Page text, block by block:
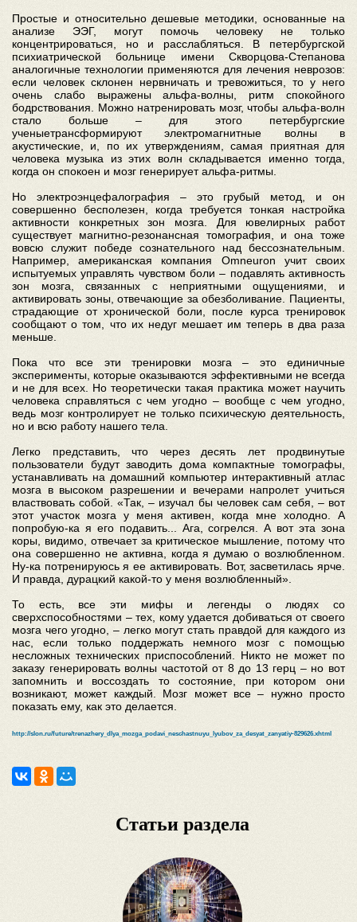
Простые и относительно дешевые методики, основанные на
анализе ЭЭГ, могут помочь человеку не только
концентрироваться, но и расслабляться. В петербургской
психиатрической больнице имени Скворцова-Степанова
аналогичные технологии применяются для лечения неврозов:
если человек склонен нервничать и тревожиться, то у него
очень слабо выражены альфа-волны, ритм спокойного
бодрствования. Можно натренировать мозг, чтобы альфа-волн
стало больше – для этого петербургские
ученыетрансформируют электромагнитные волны в
акустические, и, по их утверждениям, самая приятная для
человека музыка из этих волн складывается именно тогда,
когда он спокоен и мозг генерирует альфа-ритмы.
Но электроэнцефалография – это грубый метод, и он
совершенно бесполезен, когда требуется тонкая настройка
активности конкретных зон мозга. Для ювелирных работ
существует магнитно-резонансная томография, и она тоже
вовсю служит победе сознательного над бессознательным.
Например, американская компания Omneuron учит своих
испытуемых управлять чувством боли – подавлять активность
зон мозга, связанных с неприятными ощущениями, и
активировать зоны, отвечающие за обезболивание. Пациенты,
страдающие от хронической боли, после курса тренировок
сообщают о том, что их недуг мешает им теперь в два раза
меньше.
Пока что все эти тренировки мозга – это единичные
эксперименты, которые оказываются эффективными не всегда
и не для всех. Но теоретически такая практика может научить
человека справляться с чем угодно – вообще с чем угодно,
ведь мозг контролирует не только психическую деятельность,
но и всю работу нашего тела.
Легко представить, что через десять лет продвинутые
пользователи будут заводить дома компактные томографы,
устанавливать на домашний компьютер интерактивный атлас
мозга в высоком разрешении и вечерами напролет учиться
властвовать собой. «Так, – изучал бы человек сам себя, – вот
этот участок мозга у меня активен, когда мне холодно. А
попробую-ка я его подавить... Ага, согрелся. А вот эта зона
коры, видимо, отвечает за критическое мышление, потому что
она совершенно не активна, когда я думаю о возлюбленном.
Ну-ка потренируюсь я ее активировать. Вот, засветилась ярче.
И правда, дурацкий какой-то у меня возлюбленный».
То есть, все эти мифы и легенды о людях со
сверхспособностями – тех, кому удается добиваться от своего
мозга чего угодно, – легко могут стать правдой для каждого из
нас, если только поддержать немного мозг с помощью
несложных технических приспособлений. Никто не может по
заказу генерировать волны частотой от 8 до 13 герц – но вот
запомнить и воссоздать то состояние, при котором они
возникают, может каждый. Мозг может все – нужно просто
показать ему, как это делается.
http://slon.ru/future/trenazhery_dlya_mozga_podavi_neschastnuyu_lyubov_za_desyat_zanyatiy-829626.xhtml
Статьи раздела